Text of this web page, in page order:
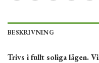
BESKRIVNING
Trivs i fullt soliga lägen.